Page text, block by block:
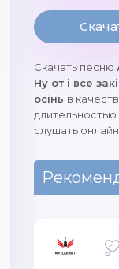
Скачать песню
Ну от і все
осінь в
длительностью
слушать